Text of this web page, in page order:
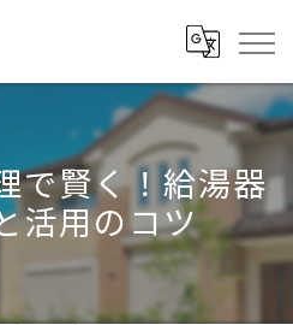
で賢く！給湯器
活用のコツ